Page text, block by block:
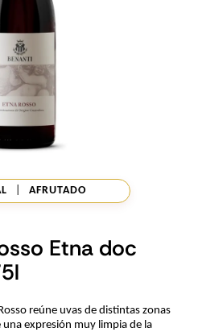
AFRUTADO
Etna doc
reúne uvas de distintas zonas
una expresión muy limpia de la